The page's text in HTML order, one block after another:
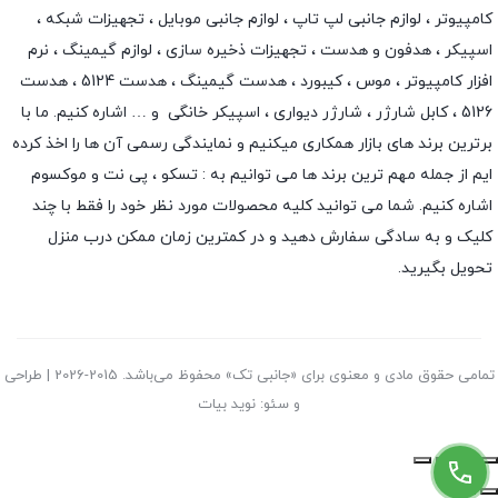
کامپیوتر ، لوازم جانبی لپ تاپ ، لوازم جانبی موبایل ، تجهیزات شبکه ،
اسپیکر ، هدفون و هدست ، تجهیزات ذخیره سازی ، لوازم گیمینگ ، نرم
افزار کامپیوتر ، موس ،کیبورد ، هدست گیمینگ
، هدست 5124 ، هدست
5126 ،
کابل شارژر ، شارژر دیواری ، اسپیکر خانگی و … اشاره کنیم. ما با
برترین برند های بازار همکاری میکنیم و نمایندگی رسمی آن ها را اخذ کرده
ایم از جمله مهم ترین برند ها می توانیم به : تسکو ، پی نت و موکسوم
اشاره کنیم. شما می توانید کلیه محصولات مورد نظر خود را فقط با چند
کلیک و به سادگی سفارش دهید و در کمترین زمان ممکن درب منزل
تحویل بگیرید.
تمامی حقوق مادی و معنوی برای «جانبی تک» محفوظ می‌باشد. 2015-2026 | طراحی
و سئو: نوید بیات